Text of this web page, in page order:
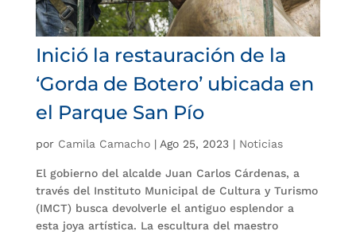
Inició la restauración de la
‘Gorda de Botero’ ubicada en
el Parque San Pío
por Camila Camacho| Ago 25, 2023| Noticias
El gobierno del alcalde Juan Carlos Cárdenas, a
través del Instituto Municipal de Cultura y Turismo
(IMCT) busca devolverle el antiguo esplendor a
esta joya artística. La escultura del maestro